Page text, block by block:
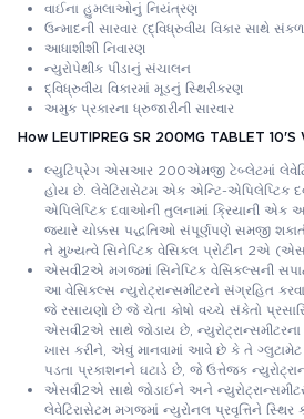
વાઈના હુમલાઓનું નિયંત્રણ
ઉન્માદની સારવાર (દ્વિધ્રુવીય વિકાર સાથે
આધાશીશી નિવારણ
ન્યુરોપેથીક પીડાનું સંચાલન
દ્વિધ્રુવીય વિકારમાં મૂડનું સ્થિરીકરણ
અમુક પ્રકારના ધ્રુજારીની સારવાર
How LEUTIPREG SR 200MG TABLET 10'S
લ્યુટિપ્રેગ એસઆર 200એમજી ટેબ્લેટમાં
હોય છે. લેવેટિરાસેટમ એક એન્ટિ-એપિલેપ્ટિક
એપિલેપ્ટિક દવાઓની તુલનામાં ક્રિયાની એક
જ્યારે ચોક્કસ પદ્ધતિઓ સંપૂર્ણપણે સમજી
તે મુખ્યત્વે સિનેપ્ટિક વેસિકલ પ્રોટીન 2એ
એસવી2એ મગજમાં સિનેપ્ટિક વેસિકલ્સની
આ વેસિકલ્સ ન્યુરોટ્રાન્સમીટરને સંગ્રહિત
જે રસાયણો છે જે ચેતા કોષો વચ્ચે સંકેતો
એસવી2એ સાથે જોડાય છે,
ખાસ કરીને, એવું માનવામાં આવે છે કે તે ગ્લુટામેટ
પડતા પ્રકાશનને ઘટાડે છે, જે ઉત્તેજક
એસવી2એ સાથે જોડાઈને અને
લેવેટિરાસેટમ મગજમાં ન્યુરોનલ પ્રવૃત્તિને સ્થિર